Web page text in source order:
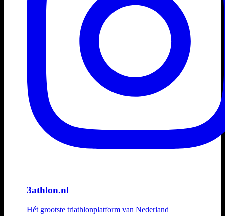
3athlon.nl
Hét grootste triathlonplatform van Nederland